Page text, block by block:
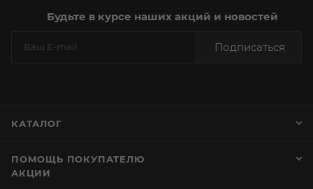
Будьте в курсе наших акций и новостей
Подписаться
КАТАЛОГ
ПОМОЩЬ ПОКУПАТЕЛЮ
АКЦИИ